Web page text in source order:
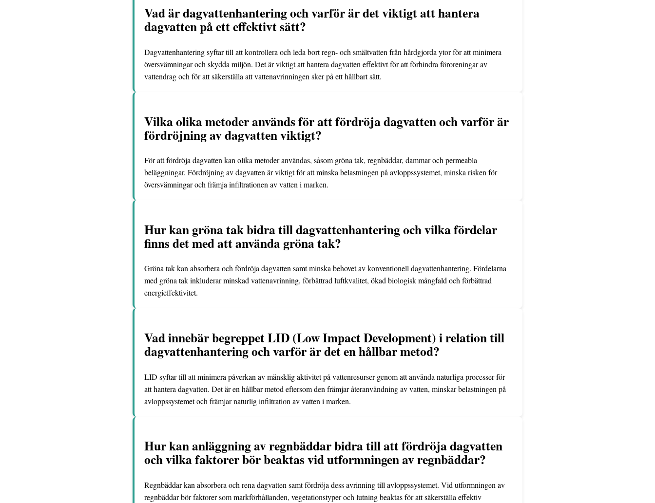
Vad är dagvattenhantering och varför är det viktigt att hantera
dagvatten på ett effektivt sätt?
Dagvattenhantering syftar till att kontrollera och leda bort regn- och smältvatten från hårdgjorda ytor för att minimera
översvämningar och skydda miljön. Det är viktigt att hantera dagvatten effektivt för att förhindra föroreningar av
vattendrag och för att säkerställa att vattenavrinningen sker på ett hållbart sätt.
Vilka olika metoder används för att fördröja dagvatten och varför är
fördröjning av dagvatten viktigt?
För att fördröja dagvatten kan olika metoder användas, såsom gröna tak, regnbäddar, dammar och permeabla
beläggningar. Fördröjning av dagvatten är viktigt för att minska belastningen på avloppssystemet, minska risken för
översvämningar och främja infiltrationen av vatten i marken.
Hur kan gröna tak bidra till dagvattenhantering och vilka fördelar
finns det med att använda gröna tak?
Gröna tak kan absorbera och fördröja dagvatten samt minska behovet av konventionell dagvattenhantering. Fördelarna
med gröna tak inkluderar minskad vattenavrinning, förbättrad luftkvalitet, ökad biologisk mångfald och förbättrad
energieffektivitet.
Vad innebär begreppet LID (Low Impact Development) i relation till
dagvattenhantering och varför är det en hållbar metod?
LID syftar till att minimera påverkan av mänsklig aktivitet på vattenresurser genom att använda naturliga processer för
att hantera dagvatten. Det är en hållbar metod eftersom den främjar återanvändning av vatten, minskar belastningen på
avloppssystemet och främjar naturlig infiltration av vatten i marken.
Hur kan anläggning av regnbäddar bidra till att fördröja dagvatten
och vilka faktorer bör beaktas vid utformningen av regnbäddar?
Regnbäddar kan absorbera och rena dagvatten samt fördröja dess avrinning till avloppssystemet. Vid utformningen av
regnbäddar bör faktorer som markförhållanden, vegetationstyper och lutning beaktas för att säkerställa effektiv